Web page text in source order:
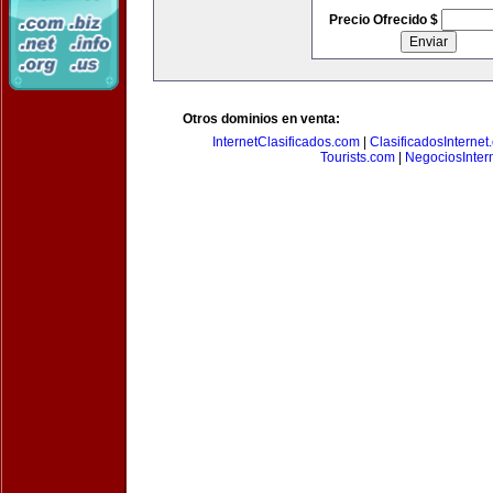
Precio Ofrecido $
Otros dominios en venta:
InternetClasificados.com
Tourists.com